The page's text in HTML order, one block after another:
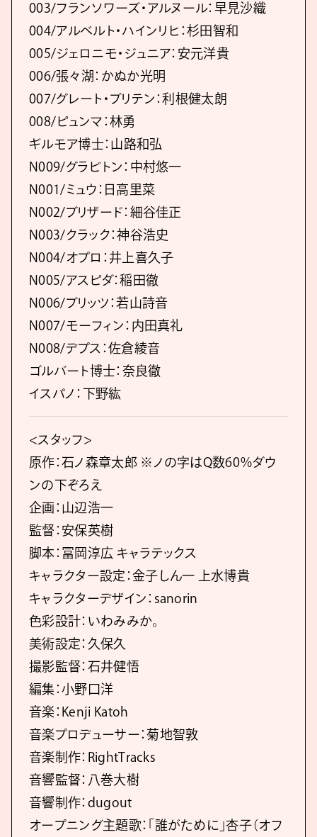
003/フランソワーズ・アルヌール：早見沙織
004/アルベルト・ハインリヒ：杉田智和
005/ジェロニモ・ジュニア：安元洋貴
006/張々湖：かぬか光明
007/グレート・ブリテン：利根健太朗
008/ピュンマ：林勇
ギルモア博士：山路和弘
N009/グラビトン：中村悠一
N001/ミュウ：日高里菜
N002/ブリザード：細谷佳正
N003/クラック：神谷浩史
N004/オプロ：井上喜久子
N005/アスピダ：稲田徹
N006/ブリッツ：若山詩音
N007/モーフィン：内田真礼
N008/デプス：佐倉綾音
ゴルバート博士：奈良徹
イスパノ：下野紘
<スタッフ>
原作：石ノ森章太郎 ※ノの字はQ数60％ダウ
ンの下ぞろえ
企画：山辺浩一
監督：安保英樹
脚本：冨岡淳広 キャラテックス
キャラクター設定：金子しん一 上水博貴
キャラクターデザイン：sanorin
色彩設計：いわみみか。
美術設定：久保久
撮影監督：石井健悟
編集：小野口洋
音楽：Kenji Katoh
音楽プロデューサー：菊地智敦
音楽制作：RightTracks
音響監督：八巻大樹
音響制作：dugout
オープニング主題歌：「誰がために」杏子（オフ